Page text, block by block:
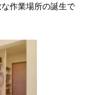
作業場所の誕生で